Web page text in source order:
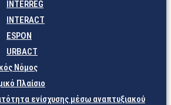
INTERREG
INTERACT
ESPON
URBACT
Νόμος
Πλαίσιο
ενίσχυσης μέσω αναπτυξιακού